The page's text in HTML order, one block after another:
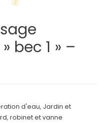
bec 1 » –
d'eau, Jardin et
, robinet et vanne